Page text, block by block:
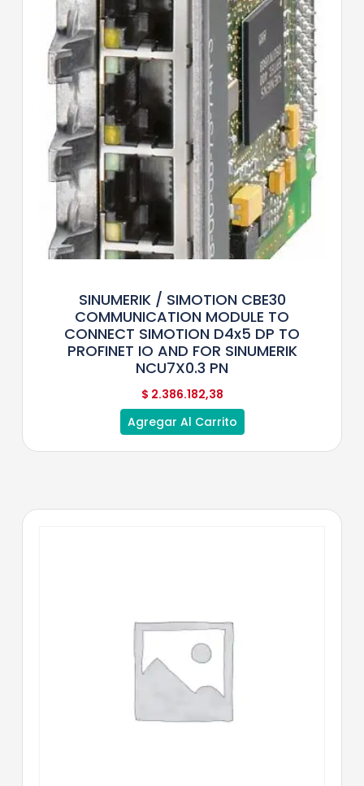
SINUMERIK / SIMOTION CBE30
COMMUNICATION MODULE TO
CONNECT SIMOTION D4x5 DP TO
PROFINET IO AND FOR SINUMERIK
NCU7X0.3 PN
$ 2.386.182,38
Agregar Al Carrito